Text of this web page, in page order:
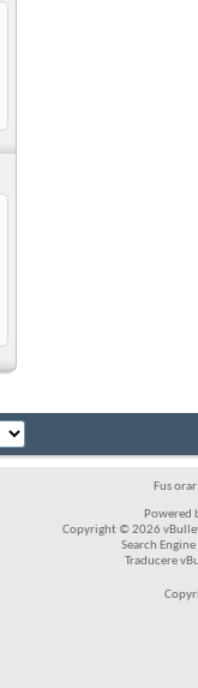
Fus
Powered
Copyright © 2026
Search
Traducere